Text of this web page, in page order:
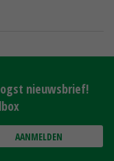
nieuwsbrief!
AANMELDEN